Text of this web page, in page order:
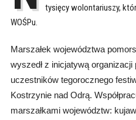
tysięcy wolontariuszy,
WOŚPu.
Marszałek województwa
wyszedł z inicjatywą
uczestników tegorocznego
Kostrzynie nad Odrą.
marszałkami województw: